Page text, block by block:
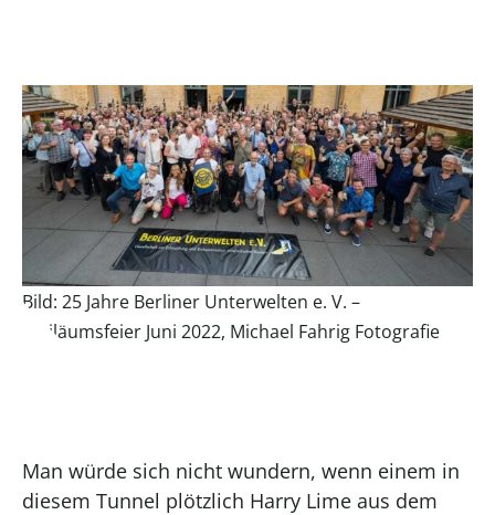
Bild: 25 Jahre Berliner Unterwelten e. V. –
Jubiläumsfeier Juni 2022, Michael Fahrig Fotografie
Man würde sich nicht wundern, wenn einem in
diesem Tunnel plötzlich Harry Lime aus dem